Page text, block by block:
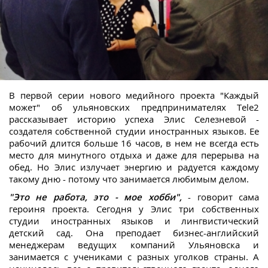
В первой серии нового медийного проекта "Каждый
может" об ульяновских предпринимателях Tele2
рассказывает историю успеха Элис Селезневой -
создателя собственной студии иностранных языков. Ее
рабочий длится больше 16 часов, в нем не всегда есть
место для минутного отдыха и даже для перерыва на
обед. Но Элис излучает энергию и радуется каждому
такому дню - потому что занимается любимым делом.
"Это не работа, это - мое хобби",- говорит сама
героиня проекта. Сегодня у Элис три собственных
студии иностранных языков и лингвистический
детский сад. Она преподает бизнес-английский
менеджерам ведущих компаний Ульяновска и
занимается с учениками с разных уголков страны. А